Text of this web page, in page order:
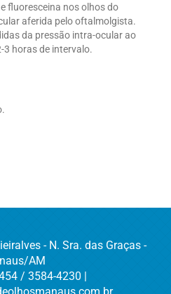
fluoresceina nos olhos do
aferida pelo oftalmolgista.
da pressão intra-ocular ao
3 horas de intervalo.
- N. Sra. das Graças -
AM
/ 3584-4230 |